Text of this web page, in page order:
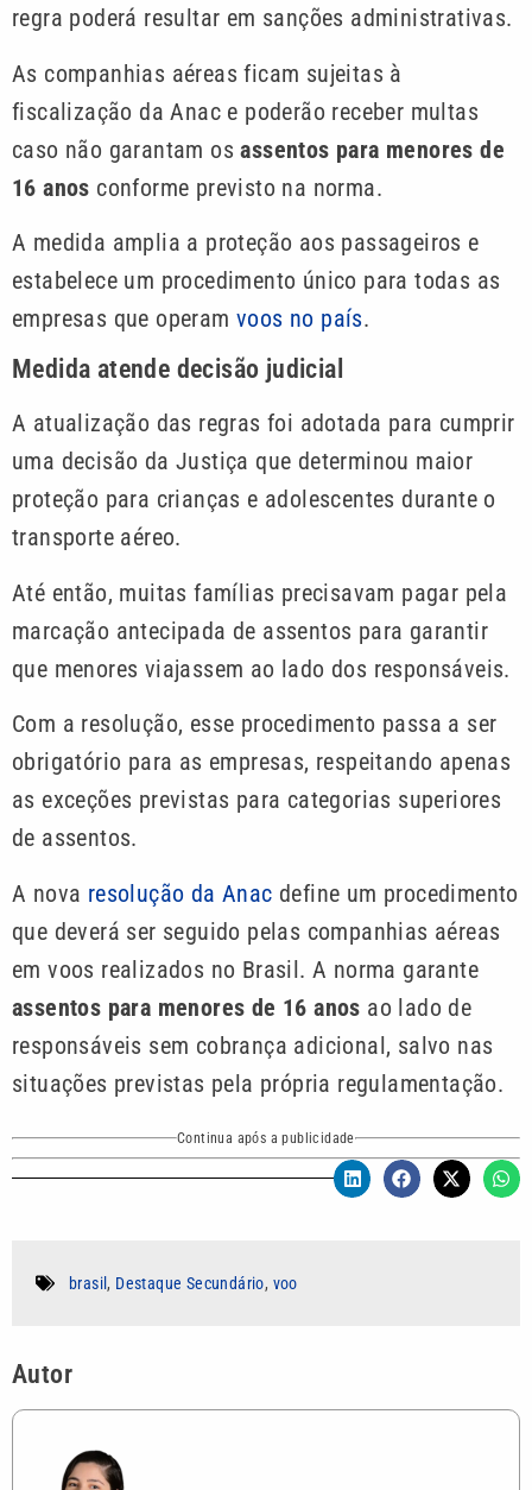
regra poderá resultar em sanções administrativas.
As companhias aéreas ficam sujeitas à
fiscalização da Anac e poderão receber multas
caso não garantam osassentos para menores de
16 anos conforme previsto na norma.
A medida amplia a proteção aos passageiros e
estabelece um procedimento único para todas as
empresas que operam voos no país.
Medida atende decisão judicial
A atualização das regras foi adotada para cumprir
uma decisão da Justiça que determinou maior
proteção para crianças e adolescentes durante o
transporte aéreo.
Até então, muitas famílias precisavam pagar pela
marcação antecipada de assentos para garantir
que menores viajassem ao lado dos responsáveis.
Com a resolução, esse procedimento passa a ser
obrigatório para as empresas, respeitando apenas
as exceções previstas para categorias superiores
de assentos.
A nova resolução da Anac define um procedimento
que deverá ser seguido pelas companhias aéreas
em voos realizados no Brasil. A norma garante
assentos para menores de 16 anos ao lado de
responsáveis sem cobrança adicional, salvo nas
situações previstas pela própria regulamentação.
Continua após a publicidade
brasil , Destaque Secundário, voo
Autor